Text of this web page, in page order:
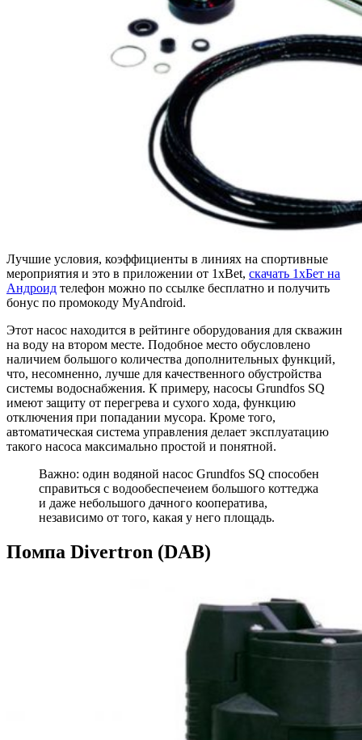
Лучшие условия, коэффициенты в линиях на спортивные
мероприятия и это в приложении от 1xBet, скачать 1хБет на
Андроид телефон можно по ссылке бесплатно и получить
бонус по промокоду MyAndroid.
Этот насос находится в рейтинге оборудования для скважин
на воду на втором месте. Подобное место обусловлено
наличием большого количества дополнительных функций,
что, несомненно, лучше для качественного обустройства
системы водоснабжения. К примеру, насосы Grundfos SQ
имеют защиту от перегрева и сухого хода, функцию
отключения при попадании мусора. Кроме того,
автоматическая система управления делает эксплуатацию
такого насоса максимально простой и понятной.
Важно: один водяной насос Grundfos SQ способен
справиться с водообеспечеием большого коттеджа
и даже небольшого дачного кооператива,
независимо от того, какая у него площадь.
Помпа Divertron (DAB)